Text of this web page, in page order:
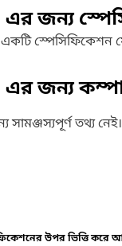
এর জন্য
স্পেসিফিকেশন
এর জন্য
তথ্য নেই।
উপর ভিত্তি